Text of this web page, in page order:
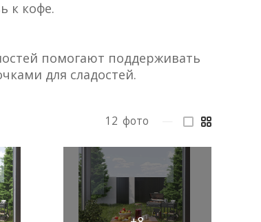
к кофе.
помогают поддерживать
для сладостей.
12 фото